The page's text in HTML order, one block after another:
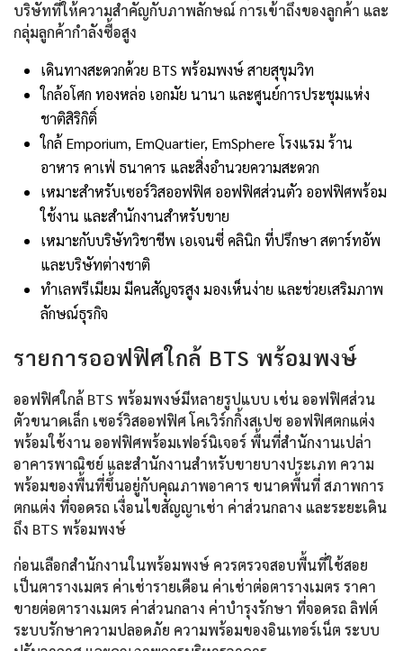
บริษัทที่ให้ความสำคัญกับภาพลักษณ์ การเข้าถึงของลูกค้า และ
กลุ่มลูกค้ากำลังซื้อสูง
เดินทางสะดวกด้วย BTS พร้อมพงษ์ สายสุขุมวิท
ใกล้อโศก ทองหล่อ เอกมัย นานา และศูนย์การประชุมแห่ง
ชาติสิริกิติ์
ใกล้ Emporium, EmQuartier, EmSphere โรงแรม ร้าน
อาหาร คาเฟ่ ธนาคาร และสิ่งอำนวยความสะดวก
เหมาะสำหรับเซอร์วิสออฟฟิศ ออฟฟิศส่วนตัว ออฟฟิศพร้อม
ใช้งาน และสำนักงานสำหรับขาย
เหมาะกับบริษัทวิชาชีพ เอเจนซี่ คลินิก ที่ปรึกษา สตาร์ทอัพ
และบริษัทต่างชาติ
ทำเลพรีเมียม มีคนสัญจรสูง มองเห็นง่าย และช่วยเสริมภาพ
ลักษณ์ธุรกิจ
รายการออฟฟิศใกล้ BTS พร้อมพงษ์
ออฟฟิศใกล้ BTS พร้อมพงษ์มีหลายรูปแบบ เช่น ออฟฟิศส่วน
ตัวขนาดเล็ก เซอร์วิสออฟฟิศ โคเวิร์กกิ้งสเปซ ออฟฟิศตกแต่ง
พร้อมใช้งาน ออฟฟิศพร้อมเฟอร์นิเจอร์ พื้นที่สำนักงานเปล่า
อาคารพาณิชย์ และสำนักงานสำหรับขายบางประเภท ความ
พร้อมของพื้นที่ขึ้นอยู่กับคุณภาพอาคาร ขนาดพื้นที่ สภาพการ
ตกแต่ง ที่จอดรถ เงื่อนไขสัญญาเช่า ค่าส่วนกลาง และระยะเดิน
ถึง BTS พร้อมพงษ์
ก่อนเลือกสำนักงานในพร้อมพงษ์ ควรตรวจสอบพื้นที่ใช้สอย
เป็นตารางเมตร ค่าเช่ารายเดือน ค่าเช่าต่อตารางเมตร ราคา
ขายต่อตารางเมตร ค่าส่วนกลาง ค่าบำรุงรักษา ที่จอดรถ ลิฟต์
ระบบรักษาความปลอดภัย ความพร้อมของอินเทอร์เน็ต ระบบ